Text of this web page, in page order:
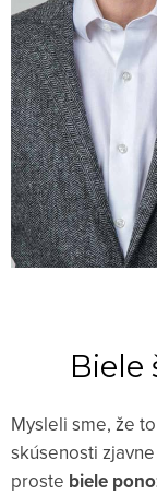
Biele
Mysleli sme, že
skúsenosti
proste biele